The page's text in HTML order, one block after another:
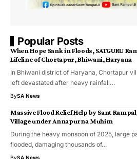
Popular Posts
When Hope Sank in Floods, SATGURU
Lifeline of Chortapur, Bhiwani, Haryana
In Bhiwani district of Haryana, Chortapur
left devastated after heavy rainfall…
BySA News
Massive Flood Relief Help by Sant
Village under Annapurna Muhim
During the heavy monsoon of 2025, large
flooded, damaging thousands of…
BySA News